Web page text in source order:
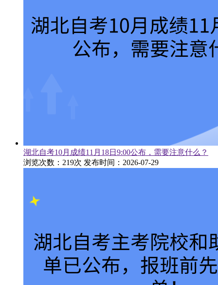
湖北自考10月成绩11月18日9:00公布，需要注意什么？
浏览次数：219次 发布时间：2026-07-29